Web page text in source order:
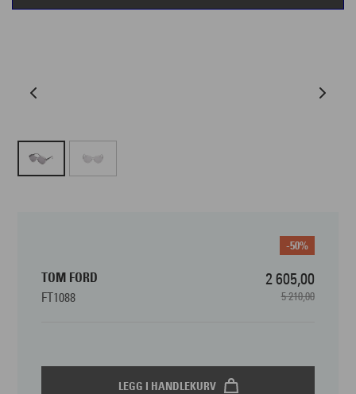
-50%
TOM FORD
FT1088
2 605,00
5 210,00
LEGG I HANDLEKURV